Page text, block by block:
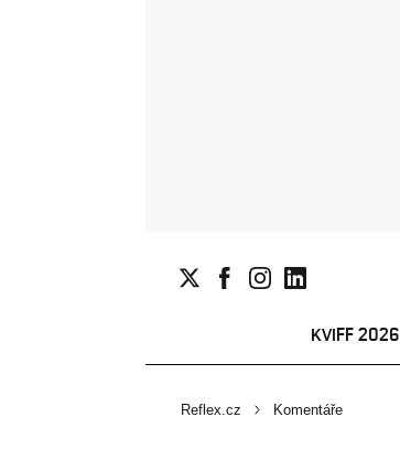
KVIFF 2026
Reflex.cz Komentáře